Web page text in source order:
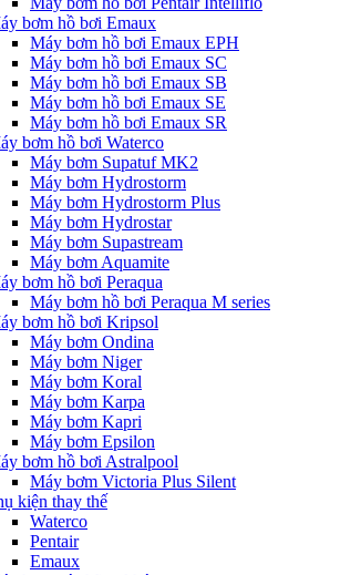
bơm hồ bơi Emaux
Máy bơm hồ bơi Emaux EPH
Máy bơm hồ bơi Emaux SC
Máy bơm hồ bơi Emaux SB
Máy bơm hồ bơi Emaux SE
Máy bơm hồ bơi Emaux SR
bơm hồ bơi Waterco
Máy bơm Supatuf MK2
Máy bơm Hydrostorm
Máy bơm Hydrostorm Plus
Máy bơm Hydrostar
Máy bơm Supastream
Máy bơm Aquamite
bơm hồ bơi Peraqua
Máy bơm hồ bơi Peraqua M series
bơm hồ bơi Kripsol
Máy bơm Ondina
Máy bơm Niger
Máy bơm Koral
Máy bơm Karpa
Máy bơm Kapri
Máy bơm Epsilon
bơm hồ bơi Astralpool
Máy bơm Victoria Plus Silent
kiện thay thế
Waterco
Pentair
Emaux